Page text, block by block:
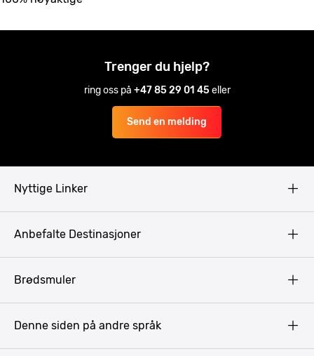
Trenger du hjelp?
ring oss på +47 85 29 01 45eller
Send en melding
Nyttige Linker
Anbefalte Destinasjoner
Brødsmuler
Denne siden på andre språk